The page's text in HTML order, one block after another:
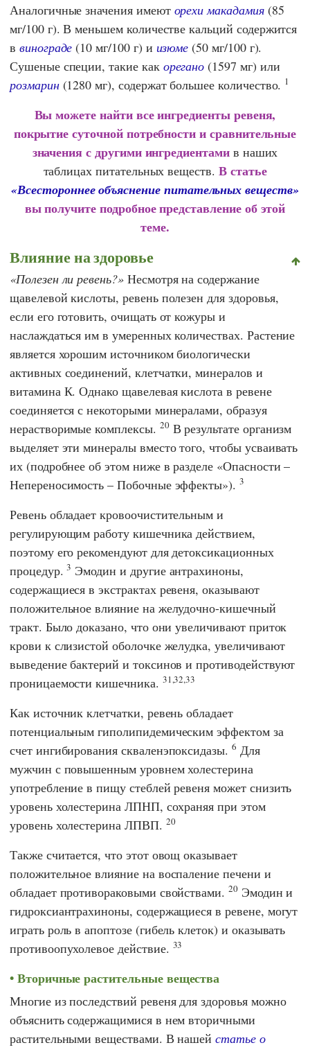
Аналогичные значения имеют орехи макадамия(85
мг/100 г). В меньшем количестве кальций содержится
в винограде (10 мг/100 г) и изюме (50 мг/100 г).
Сушеные специи, такие как орегано (1597 мг) или
розмарин(1280 мг), содержат большее количество. 1
Вы можете найти все ингредиенты ревеня,
покрытие суточной потребности и сравнительные
значения с другими ингредиентамив наших
таблицах питательных веществ. В статье
«Всестороннее объяснение питательных веществ»
вы получите подробное представление об этой
теме.
Влияние на здоровье
Полезен ли ревень? Несмотря на содержание
щавелевой кислоты, ревень полезен для здоровья,
если его готовить, очищать от кожуры и
наслаждаться им в умеренных количествах. Растение
является хорошим источником биологически
активных соединений, клетчатки, минералов и
витамина К. Однако щавелевая кислота в ревене
соединяется с некоторыми минералами, образуя
нерастворимые комплексы. 20В результате организм
выделяет эти минералы вместо того, чтобы усваивать
их (подробнее об этом ниже в разделе «Опасности –
Непереносимость – Побочные эффекты»). 3
Ревень обладает кровоочистительным и
регулирующим работу кишечника действием,
поэтому его рекомендуют для детоксикационных
процедур.3 Эмодин и другие антрахиноны,
содержащиеся в экстрактах ревеня, оказывают
положительное влияние на желудочно-кишечный
тракт. Было доказано, что они увеличивают приток
крови к слизистой оболочке желудка, увеличивают
выведение бактерий и токсинов и противодействуют
проницаемости кишечника. 31,32,33
Как источник клетчатки, ревень обладает
потенциальным гиполипидемическим эффектом за
счет ингибирования скваленэпоксидазы. 6 Для
мужчин с повышенным уровнем холестерина
употребление в пищу стеблей ревеня может снизить
уровень холестерина ЛПНП, сохраняя при этом
уровень холестерина ЛПВП. 20
Также считается, что этот овощ оказывает
положительное влияние на воспаление печени и
обладает противораковыми свойствами.20Эмодин и
гидроксиантрахиноны, содержащиеся в ревене, могут
играть роль в апоптозе (гибель клеток) и оказывать
противоопухолевое действие. 33
Вторичные растительные вещества
Многие из последствий ревеня для здоровья можно
объяснить содержащимися в нем вторичными
растительными веществами. В нашейстатье о